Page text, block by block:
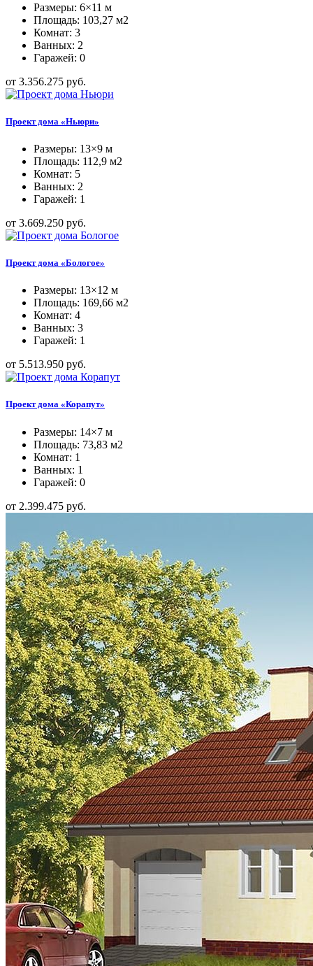
Размеры: 6×11 м
Площадь: 103,27 м2
Комнат: 3
Ванных: 2
Гаражей: 0
от 3.356.275 руб.
Проект дома «Ньюри»
Размеры: 13×9 м
Площадь: 112,9 м2
Комнат: 5
Ванных: 2
Гаражей: 1
от 3.669.250 руб.
Проект дома «Бологое»
Размеры: 13×12 м
Площадь: 169,66 м2
Комнат: 4
Ванных: 3
Гаражей: 1
от 5.513.950 руб.
Проект дома «Корапут»
Размеры: 14×7 м
Площадь: 73,83 м2
Комнат: 1
Ванных: 1
Гаражей: 0
от 2.399.475 руб.